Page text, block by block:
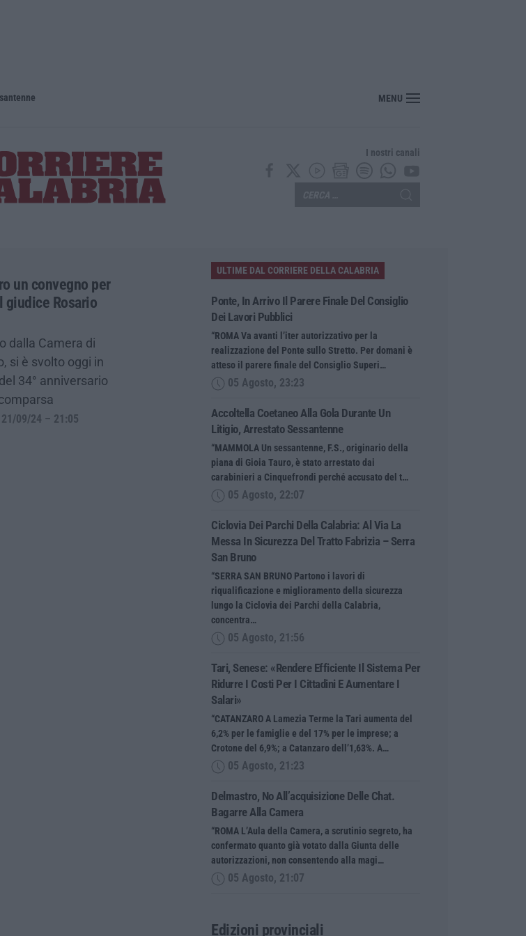
MENU
I nostri canali
un convegno per
giudice Rosario
dalla Camera di
si è svolto oggi in
34° anniversario
09/24 – 21:05
ULTIME DAL CORRIERE DELLA CALABRIA
Ponte, In Arrivo Il Parere Finale Del Consiglio
Dei Lavori Pubblici
“ROMA Va avanti l’iter autorizzativo per la
realizzazione del Ponte sullo Stretto. Per domani è
atteso il parere finale del Consiglio Superi…
05 Agosto, 23:23
Accoltella Coetaneo Alla Gola Durante Un
Litigio, Arrestato Sessantenne
“MAMMOLA Un sessantenne, F.S., originario della
piana di Gioia Tauro, è stato arrestato dai
carabinieri a Cinquefrondi perché accusato del t…
05 Agosto, 22:07
Ciclovia Dei Parchi Della Calabria: Al Via La
Messa In Sicurezza Del Tratto Fabrizia – Serra
San Bruno
“SERRA SAN BRUNO Partono i lavori di
riqualificazione e miglioramento della sicurezza
lungo la Ciclovia dei Parchi della Calabria,
concentra…
05 Agosto, 21:56
Tari, Senese: «Rendere Efficiente Il Sistema Per
Ridurre I Costi Per I Cittadini E Aumentare I
Salari»
“CATANZARO A Lamezia Terme la Tari aumenta del
6,2% per le famiglie e del 17% per le imprese; a
Crotone del 6,9%; a Catanzaro dell’1,63%. A…
05 Agosto, 21:23
Delmastro, No All’acquisizione Delle Chat.
Bagarre Alla Camera
“ROMA L’Aula della Camera, a scrutinio segreto, ha
confermato quanto già votato dalla Giunta delle
autorizzazioni, non consentendo alla magi…
05 Agosto, 21:07
Edizioni provinciali